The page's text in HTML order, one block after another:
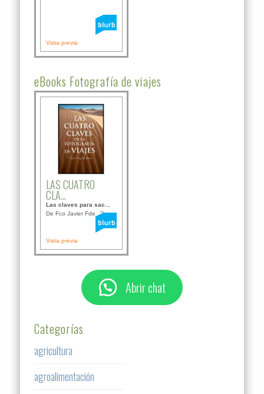
Vista previa
eBooks Fotografía de viajes
LAS CUATRO
CLA...
Las claves para sac...
De Fco Javier Fdez B...
Vista previa
Abrir chat
Categorías
agricultura
agroalimentación